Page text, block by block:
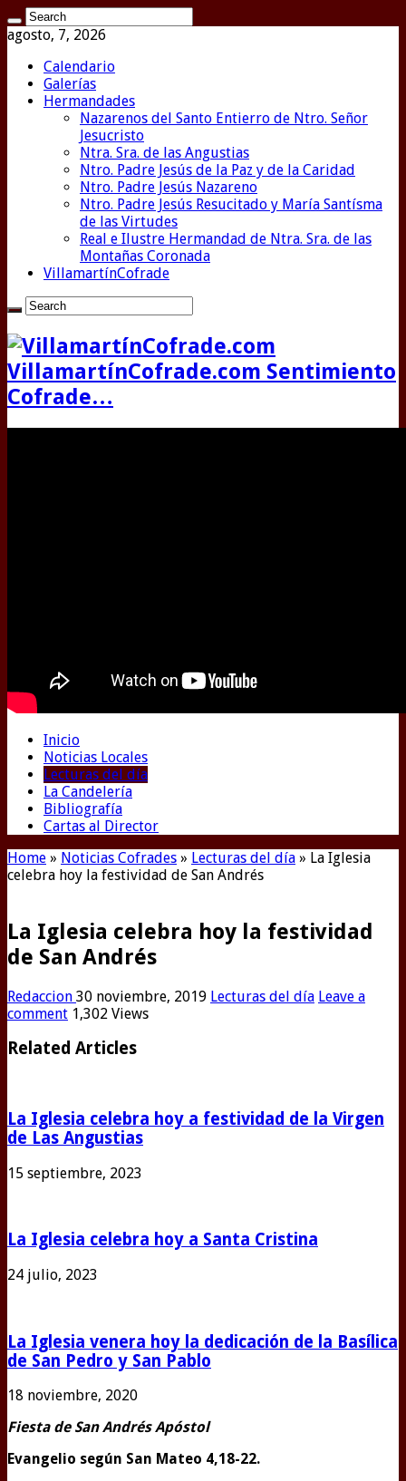
agosto, 7, 2026
Calendario
Galerías
Hermandades
Nazarenos del Santo Entierro de Ntro. Señor
Jesucristo
Ntra. Sra. de las Angustias
Ntro. Padre Jesús de la Paz y de la Caridad
Ntro. Padre Jesús Nazareno
Ntro. Padre Jesús Resucitado y María Santísma
de las Virtudes
Real e Ilustre Hermandad de Ntra. Sra. de las
Montañas Coronada
VillamartínCofrade
VillamartínCofrade.com Sentimiento
Cofrade…
Inicio
Noticias Locales
Lecturas del día
La Candelería
Bibliografía
Cartas al Director
Home » Noticias Cofrades » Lecturas del día » La Iglesia
celebra hoy la festividad de San Andrés
La Iglesia celebra hoy la festividad
de San Andrés
Redaccion 30 noviembre, 2019 Lecturas del día Leave a
comment 1,302 Views
Related Articles
La Iglesia celebra hoy a festividad de la Virgen
de Las Angustias
15 septiembre, 2023
La Iglesia celebra hoy a Santa Cristina
24 julio, 2023
La Iglesia venera hoy la dedicación de la Basílica
de San Pedro y San Pablo
18 noviembre, 2020
Fiesta de San Andrés Apóstol
Evangelio según San Mateo 4,18-22.